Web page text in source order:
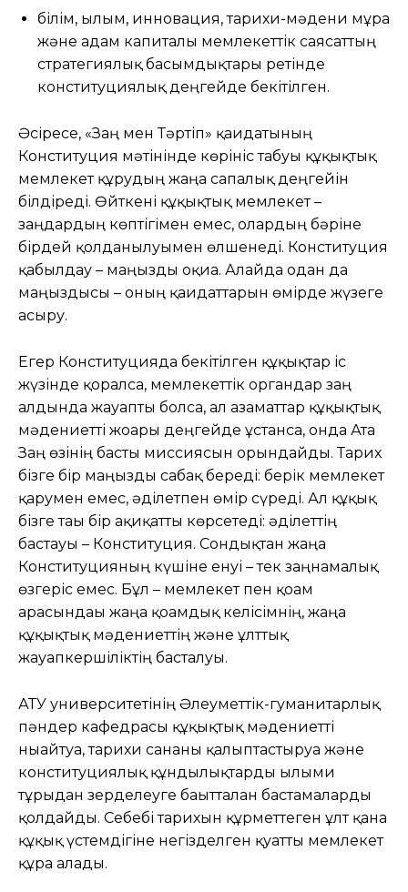
білім, ғылым, инновация, тарихи-мәдени мұра
және адам капиталы мемлекеттік саясаттың
стратегиялық басымдықтары ретінде
конституциялық деңгейде бекітілген.
Әсіресе, «Заң мен Тәртіп» қағидатының
Конституция мәтінінде көрініс табуы құқықтық
мемлекет құрудың жаңа сапалық деңгейін
білдіреді. Өйткені құқықтық мемлекет –
заңдардың көптігімен емес, олардың бәріне
бірдей қолданылуымен өлшенеді. Конституция
қабылдау – маңызды оқиға. Алайда одан да
маңыздысы – оның қағидаттарын өмірде жүзеге
асыру.
Егер Конституцияда бекітілген құқықтар іс
жүзінде қорғалса, мемлекеттік органдар заң
алдында жауапты болса, ал азаматтар құқықтық
мәдениетті жоғары деңгейде ұстанса, онда Ата
Заң өзінің басты миссиясын орындайды. Тарих
бізге бір маңызды сабақ береді: берік мемлекет
қарумен емес, әділетпен өмір сүреді. Ал құқық
бізге тағы бір ақиқатты көрсетеді: әділеттің
бастауы – Конституция. Сондықтан жаңа
Конституцияның күшіне енуі – тек заңнамалық
өзгеріс емес. Бұл – мемлекет пен қоғам
арасындағы жаңа қоғамдық келісімнің, жаңа
құқықтық мәдениеттің және ұлттық
жауапкершіліктің басталуы.
АТУ университетінің Әлеуметтік-гуманитарлық
пәндер кафедрасы құқықтық мәдениетті
нығайтуға, тарихи сананы қалыптастыруға және
конституциялық құндылықтарды ғылыми
тұрғыдан зерделеуге бағытталған бастамаларды
қолдайды. Себебі тарихын құрметтеген ұлт қана
құқық үстемдігіне негізделген қуатты мемлекет
құра алады.